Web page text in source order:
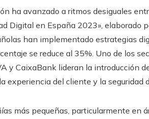
ha avanzado a ritmos desiguales
Digital en España 2023», elaborado
han implementado estrategias
se reduce al 35%. Uno de los
y CaixaBank lideran la introducción
experiencia del cliente y la seguridad
más pequeñas, particularmente en